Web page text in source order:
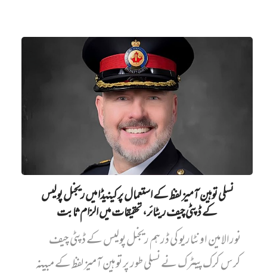
نسلی توہین آمیز لفظ کے استعمال پر کینیڈا میں ریجنل پولیس
کے ڈپٹی چیف ریٹائر، تحقیقات میں الزام ثابت
نورالامین اونٹاریو کی ڈرہم ریجنل پولیس کے ڈپٹی چیف
کرس کرک پیٹرک نے نسلی طور پر توہین آمیز لفظ کے مبینہ